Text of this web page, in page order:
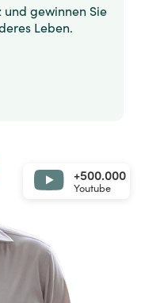
und gewinnen Sie
Leben.
+500.000
Youtube